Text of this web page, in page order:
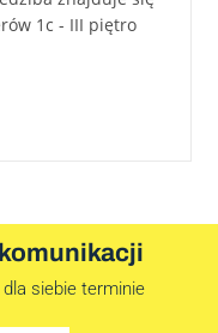
1c - III piętro
siebie terminie